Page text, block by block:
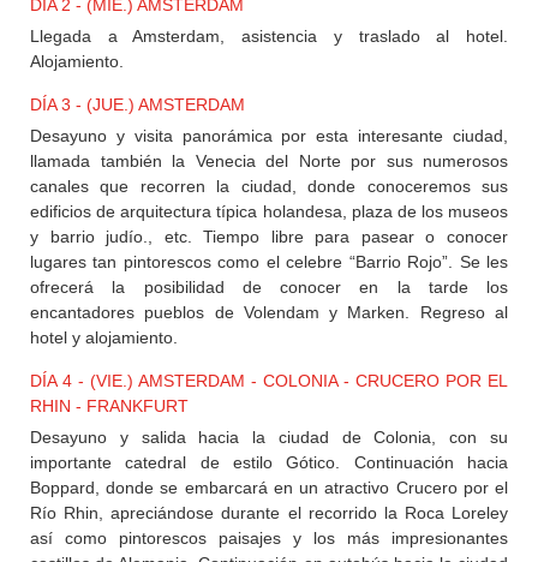
AGENCIAS
SISTEMA
AGENCIAS
DÍA 2 - (MIE.) AMSTERDAM
Llegada a Amsterdam, asistencia y traslado al hotel.
Alojamiento.
DÍA 3 - (JUE.) AMSTERDAM
Desayuno y visita panorámica por esta interesante ciudad,
llamada también la Venecia del Norte por sus numerosos
canales que recorren la ciudad, donde conoceremos sus
edificios de arquitectura típica holandesa, plaza de los museos
y barrio judío., etc. Tiempo libre para pasear o conocer
lugares tan pintorescos como el celebre “Barrio Rojo”. Se les
ofrecerá la posibilidad de conocer en la tarde los
encantadores pueblos de Volendam y Marken. Regreso al
hotel y alojamiento.
DÍA 4 - (VIE.) AMSTERDAM - COLONIA - CRUCERO POR EL
RHIN - FRANKFURT
Desayuno y salida hacia la ciudad de Colonia, con su
importante catedral de estilo Gótico. Continuación hacia
Boppard, donde se embarcará en un atractivo Crucero por el
Río Rhin, apreciándose durante el recorrido la Roca Loreley
así como pintorescos paisajes y los más impresionantes